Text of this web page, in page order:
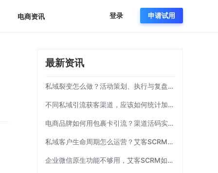
电商资讯 登录 申请试用
最新资讯
私域裂变怎么做？活动策划、执行与复盘完整流程
不同私域引流获客渠道，应该如何统计加粉效果？
电商品牌如何用包裹卡引流？渠道活码实操方案|艾客SCRM
私域客户生命周期怎么运营？艾客SCRM实操模板
企业微信原生功能不够用，艾客SCRM如何补齐运营链路？